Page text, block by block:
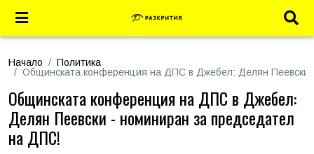
Начало
Политика
Общинската конференция на ДПС в Джебел: Делян
Общинската конференция на ДПС в Джебел:
Делян Пеевски - номиниран за председател
на ДПС!